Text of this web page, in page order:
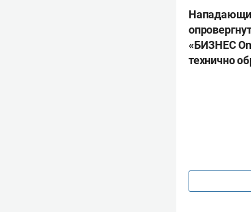
«БИЗНЕС
технично